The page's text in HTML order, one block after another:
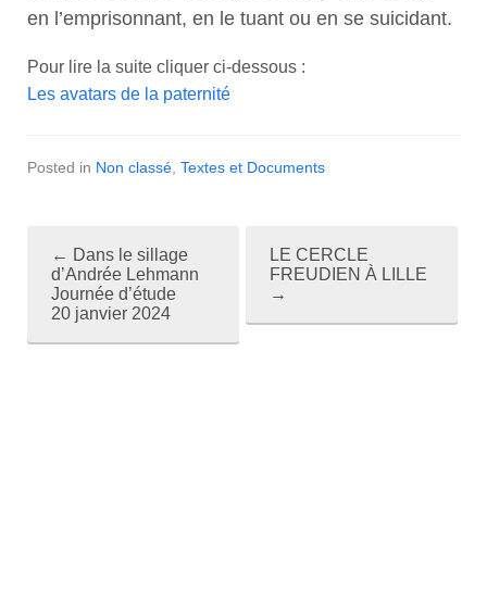
en l’emprisonnant, en le tuant ou en se suicidant.
Pour lire la suite cliquer ci-dessous :
Les avatars de la paternité
Posted in Non classé Textes et Documents
s
← Dans le sillage
d’Andrée Lehmann
Journée d’étude
20 janvier 2024
LE CERCLE
FREUDIEN À LILLE
→